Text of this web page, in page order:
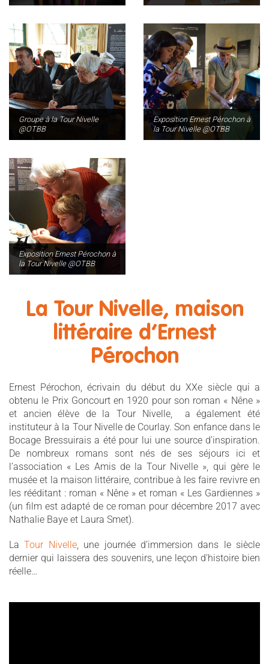
Groupe à la Tour Nivelle
@OTBB
Exposition Ernest Pérochon à
la Tour Nivelle @OTBB
Exposition Ernest Pérochon à
la Tour Nivelle @OTBB
La Tour Nivelle, maison
littéraire d’Ernest
Pérochon
Ernest Pérochon, écrivain du début du XXe siècle qui a
obtenu le Prix Goncourt en 1920 pour son roman « Nêne »
et ancien élève de la Tour Nivelle, a également été
instituteur à la Tour Nivelle de Courlay. Son enfance dans le
Bocage Bressuirais a été pour lui une source d’inspiration.
De nombreux romans sont nés de ses séjours ici et
l’association « Les Amis de la Tour Nivelle », qui gère le
musée et la maison littéraire, contribue à les faire revivre en
les rééditant : roman « Nêne » et roman « Les Gardiennes »
(un film est adapté de ce roman pour décembre 2017 avec
Nathalie Baye et Laura Smet).
La Tour Nivelle, une journée d’immersion dans le siècle
dernier qui laissera des souvenirs, une leçon d’histoire bien
réelle…